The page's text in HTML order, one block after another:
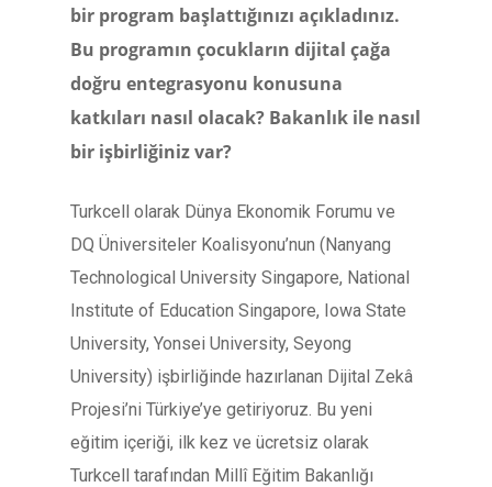
bir program başlattığınızı açıkladınız.
Bu programın çocukların dijital çağa
doğru entegrasyonu konusuna
katkıları nasıl olacak? Bakanlık ile nasıl
bir işbirliğiniz var?
Turkcell olarak Dünya Ekonomik Forumu ve
DQ Üniversiteler Koalisyonu’nun (Nanyang
Technological University Singapore, National
Institute of Education Singapore, Iowa State
University, Yonsei University, Seyong
University) işbirliğinde hazırlanan Dijital Zekâ
Projesi’ni Türkiye’ye getiriyoruz. Bu yeni
eğitim içeriği, ilk kez ve ücretsiz olarak
Turkcell tarafından Millî Eğitim Bakanlığı